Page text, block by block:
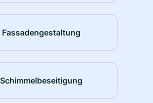
Fassadengestaltung
Schimmelbeseitigung